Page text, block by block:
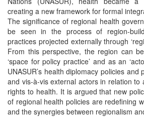
creating a new framework for formal
The significance of regional health
be seen in the process of region-
practices projected externally through
From this perspective, the region can
‘space for policy practice’ and as an
UNASUR’s health diplomacy policies and
and vis-à-vis external actors in relation to
rights to health. It is argued that new
of regional health policies are redefining
and the synergies between regionalism